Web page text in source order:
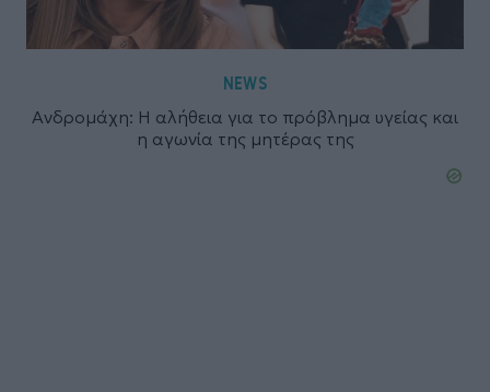
NEWS
Ανδρομάχη: Η αλήθεια για το πρόβλημα υγείας και
η αγωνία της μητέρας της